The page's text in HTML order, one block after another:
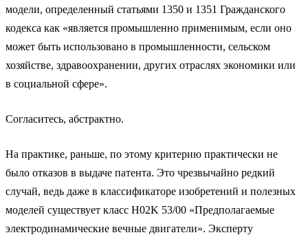
модели, определенный статьями 1350 и 1351 Гражданского
кодекса как «является промышленно применимым, если оно
может быть использовано в промышленности, сельском
хозяйстве, здравоохранении, других отраслях экономики или
в социальной сфере».
Согласитесь, абстрактно.
На практике, раньше, по этому критерию практически не
было отказов в выдаче патента. Это чрезвычайно редкий
случай, ведь даже в классификаторе изобретений и полезных
моделей существует класс H02K 53/00 «Предполагаемые
электродинамические вечные двигатели». Эксперту